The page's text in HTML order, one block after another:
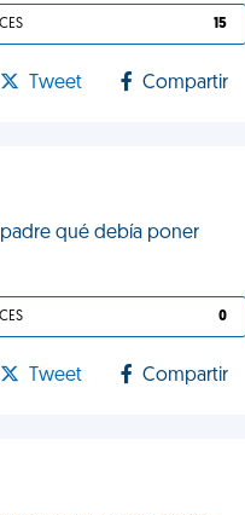
15
Tweet Compartir
padre qué debía poner
0
Tweet Compartir